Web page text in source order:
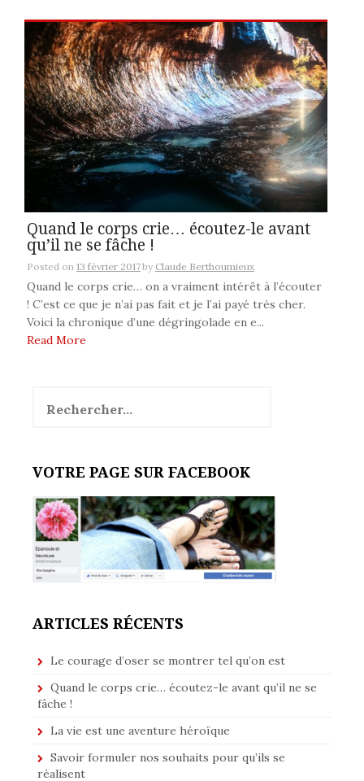
Quand le corps crie… écoutez-le avant
qu’il ne se fâche !
Posted on 13 février 2017by Claude Berthoumieux
Quand le corps crie… on a vraiment intérêt à l’écouter
! C’est ce que je n’ai pas fait et je l’ai payé très cher.
Voici la chronique d’une dégringolade en e...
Read More
VOTRE PAGE SUR FACEBOOK
ARTICLES RÉCENTS
Le courage d’oser se montrer tel qu’on est
Quand le corps crie… écoutez-le avant qu’il ne se
fâche !
La vie est une aventure héroïque
Savoir formuler nos souhaits pour qu’ils se
réalisent